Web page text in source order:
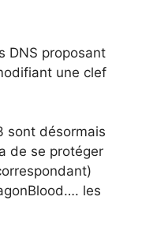
DNS proposant
une clef
sont désormais
de se protéger
les